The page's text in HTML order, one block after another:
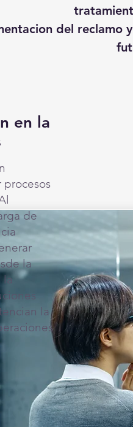
del reclamo
en la
procesos
de
la
la
la